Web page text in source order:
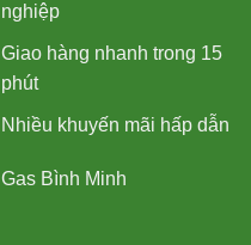
nghiệp
Giao hàng nhanh trong 15
phút
Nhiều khuyến mãi hấp dẫn
Gas Bình Minh